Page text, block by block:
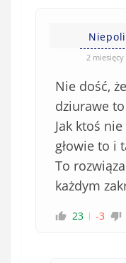
2
Nie dość,
dziurawe
Jak ktoś
głowie to i
To
każdym
23 -3